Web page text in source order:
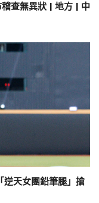
查無異狀 | 地方 | 中
逆天女團鉛筆腿」搶